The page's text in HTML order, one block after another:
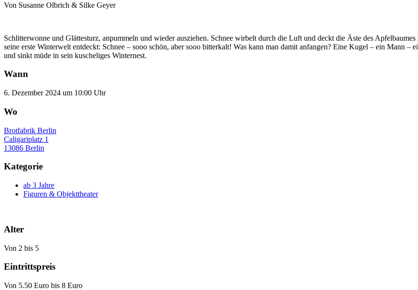
Von Susanne Olbrich & Silke Geyer
Schlitterwonne und Glättesturz, anpummeln und wieder ausziehen. Schnee wirbelt durch die Luft und deckt die Äste des
seine erste Winterwelt entdeckt: Schnee – sooo schön, aber sooo bitterkalt! Was kann man damit anfangen? Eine Kugel – ein Mann
und sinkt müde in sein kuscheliges Winternest.
Wann
6. Dezember 2024 um 10:00 Uhr
Wo
Brotfabrik Berlin
Caligariplatz 1
13086 Berlin
Kategorie
ab 3 Jahre
Figuren & Objekttheater
Alter
Von 2 bis 5
Eintrittspreis
Von 5.50 Euro bis 8 Euro